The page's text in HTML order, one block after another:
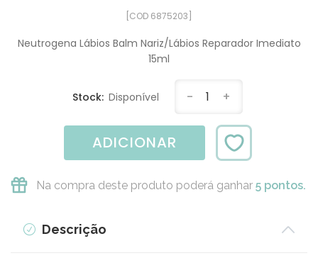
[COD 6875203]
Neutrogena Lábios Balm Nariz/Lábios Reparador Imediato
15ml
Stock: Disponível - 1 +
ADICIONAR
Na compra deste produto poderá ganhar 5 pontos.
Descrição